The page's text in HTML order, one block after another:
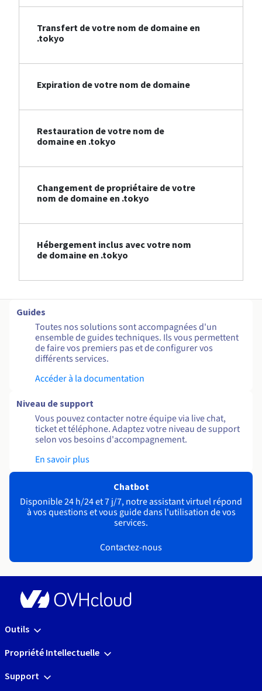
Transfert de votre nom de domaine en
.tokyo
Expiration de votre nom de domaine
Restauration de votre nom de
domaine en .tokyo
Changement de propriétaire de votre
nom de domaine en .tokyo
Hébergement inclus avec votre nom
de domaine en .tokyo
Guides
Toutes nos solutions sont accompagnées d'un
ensemble de guides techniques. Ils vous permettent
de faire vos premiers pas et de configurer vos
différents services.
Accéder à la documentation
Niveau de support
Vous pouvez contacter notre équipe via live chat,
ticket et téléphone. Adaptez votre niveau de support
selon vos besoins d'accompagnement.
En savoir plus
Chatbot
Disponible 24 h/24 et 7 j/7, notre assistant virtuel répond
à vos questions et vous guide dans l'utilisation de vos
services.
Contactez-nous
Outils
Propriété Intellectuelle
Support